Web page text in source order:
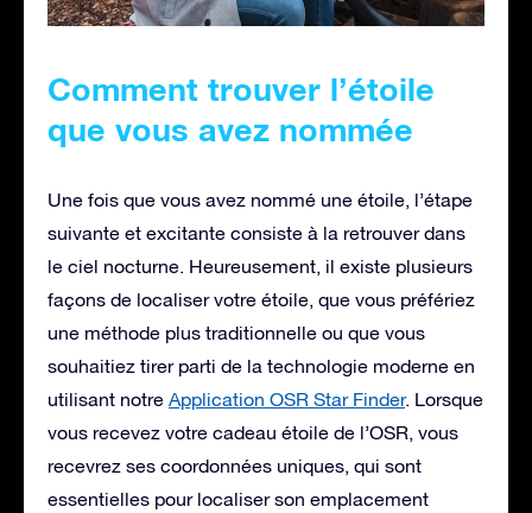
Comment trouver l’étoile
que vous avez nommée
Une fois que vous avez nommé une étoile, l’étape
suivante et excitante consiste à la retrouver dans
le ciel nocturne. Heureusement, il existe plusieurs
façons de localiser votre étoile, que vous préfériez
une méthode plus traditionnelle ou que vous
souhaitiez tirer parti de la technologie moderne en
utilisant notre Application OSR Star Finder. Lorsque
vous recevez votre cadeau étoile de l’OSR, vous
recevrez ses coordonnées uniques, qui sont
essentielles pour localiser son emplacement